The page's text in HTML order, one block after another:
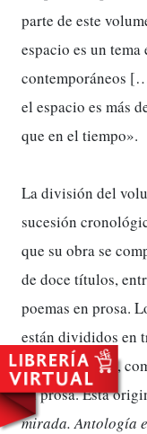
parte de este
espacio es un
contemporáneos
el espacio es más
que en el tiempo».
La división del
sucesión
que su obra se
de doce títulos,
poemas en prosa.
están divididos en
«Mondaduras»,
en prosa. Esta
mirada. Antología